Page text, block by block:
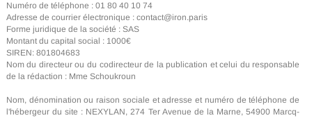
Numéro de téléphone : 01 80 40 10 74
Adresse de courrier électronique : contact@iron.paris
Forme juridique de la société : SAS
Montant du capital social : 1000€
SIREN: 801804683
Nom du directeur ou du codirecteur de la publication et celui du responsable
de la rédaction : Mme Schoukroun
Nom, dénomination ou raison sociale et adresse et numéro de téléphone de
l'hébergeur du site : NEXYLAN, 274 Ter Avenue de la Marne, 54900 Marcq-